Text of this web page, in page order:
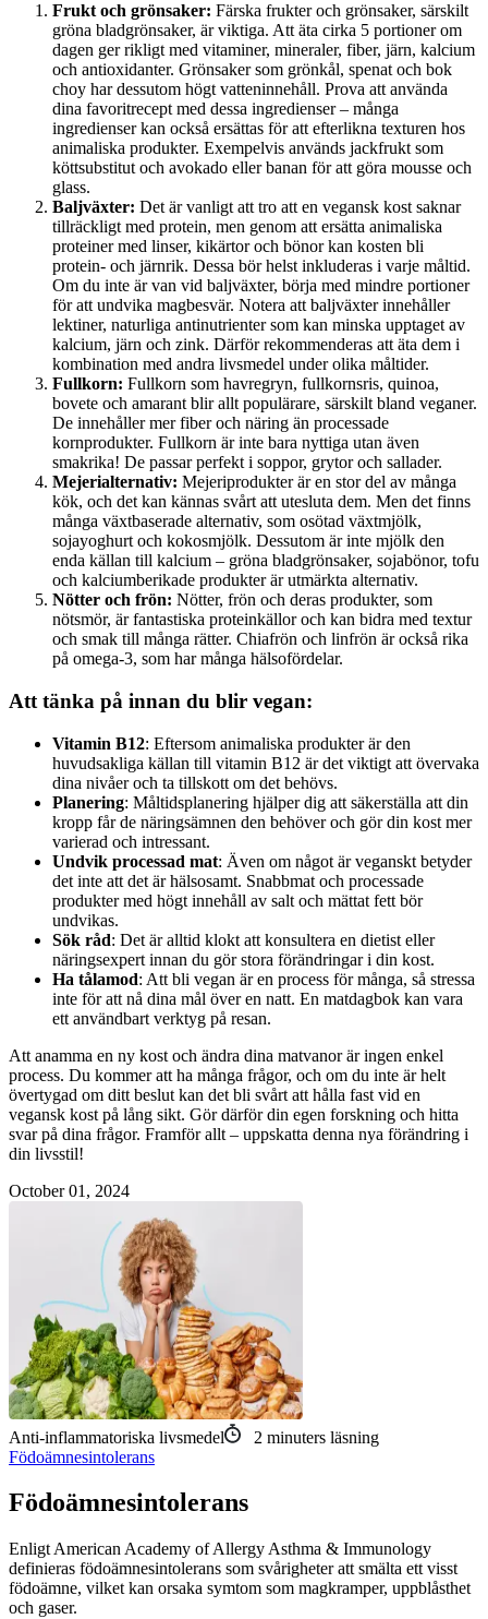
Frukt och grönsaker: Färska frukter och grönsaker, särskilt
gröna bladgrönsaker, är viktiga. Att äta cirka 5 portioner om
dagen ger rikligt med vitaminer, mineraler, fiber, järn, kalcium
och antioxidanter. Grönsaker som grönkål, spenat och bok
choy har dessutom högt vatteninnehåll. Prova att använda
dina favoritrecept med dessa ingredienser – många
ingredienser kan också ersättas för att efterlikna texturen hos
animaliska produkter. Exempelvis används jackfrukt som
köttsubstitut och avokado eller banan för att göra mousse och
glass.
Baljväxter: Det är vanligt att tro att en vegansk kost saknar
tillräckligt med protein, men genom att ersätta animaliska
proteiner med linser, kikärtor och bönor kan kosten bli
protein- och järnrik. Dessa bör helst inkluderas i varje måltid.
Om du inte är van vid baljväxter, börja med mindre portioner
för att undvika magbesvär. Notera att baljväxter innehåller
lektiner, naturliga antinutrienter som kan minska upptaget av
kalcium, järn och zink. Därför rekommenderas att äta dem i
kombination med andra livsmedel under olika måltider.
Fullkorn: Fullkorn som havregryn, fullkornsris, quinoa,
bovete och amarant blir allt populärare, särskilt bland veganer.
De innehåller mer fiber och näring än processade
kornprodukter. Fullkorn är inte bara nyttiga utan även
smakrika! De passar perfekt i soppor, grytor och sallader.
Mejerialternativ: Mejeriprodukter är en stor del av många
kök, och det kan kännas svårt att utesluta dem. Men det finns
många växtbaserade alternativ, som osötad växtmjölk,
sojayoghurt och kokosmjölk. Dessutom är inte mjölk den
enda källan till kalcium – gröna bladgrönsaker, sojabönor, tofu
och kalciumberikade produkter är utmärkta alternativ.
Nötter och frön: Nötter, frön och deras produkter, som
nötsmör, är fantastiska proteinkällor och kan bidra med textur
och smak till många rätter. Chiafrön och linfrön är också rika
på omega-3, som har många hälsofördelar.
Att tänka på innan du blir vegan:
Vitamin B12: Eftersom animaliska produkter är den
huvudsakliga källan till vitamin B12 är det viktigt att övervaka
dina nivåer och ta tillskott om det behövs.
Planering: Måltidsplanering hjälper dig att säkerställa att din
kropp får de näringsämnen den behöver och gör din kost mer
varierad och intressant.
Undvik processad mat: Även om något är veganskt betyder
det inte att det är hälsosamt. Snabbmat och processade
produkter med högt innehåll av salt och mättat fett bör
undvikas.
Sök råd: Det är alltid klokt att konsultera en dietist eller
näringsexpert innan du gör stora förändringar i din kost.
Ha tålamod: Att bli vegan är en process för många, så stressa
inte för att nå dina mål över en natt. En matdagbok kan vara
ett användbart verktyg på resan.
Att anamma en ny kost och ändra dina matvanor är ingen enkel
process. Du kommer att ha många frågor, och om du inte är helt
övertygad om ditt beslut kan det bli svårt att hålla fast vid en
vegansk kost på lång sikt. Gör därför din egen forskning och hitta
svar på dina frågor. Framför allt – uppskatta denna nya förändring i
din livsstil!
October 01, 2024
Anti-inflammatoriska livsmedel 2 minuters läsning
Födoämnesintolerans
Födoämnesintolerans
Enligt American Academy of Allergy Asthma & Immunology
definieras födoämnesintolerans som svårigheter att smälta ett visst
födoämne, vilket kan orsaka symtom som magkramper, uppblåsthet
och gaser.